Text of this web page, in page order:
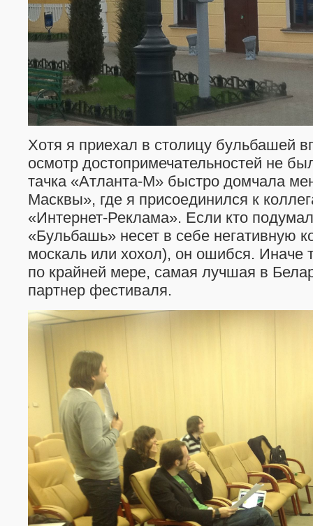
Хотя я приехал в столицу бульбашей
осмотр достопримечательностей не
тачка «Атланта-М» быстро домчала
Масквы», где я присоединился к
«Интернет-Реклама». Если кто
«Бульбашь» несет в себе негативную
москаль или хохол), он ошибся. Иначе
по крайней мере, самая лучшая в
партнер фестиваля.